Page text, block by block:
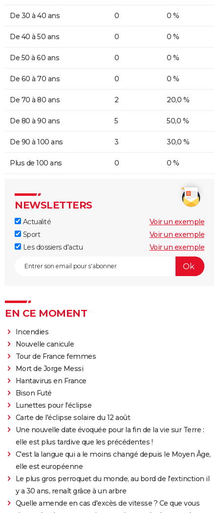
De 30 à 40 ans 0 0 %
De 40 à 50 ans 0 0 %
De 50 à 60 ans 0 0 %
De 60 à 70 ans 0 0 %
De 70 à 80 ans 2 20,0 %
De 80 à 90 ans 5 50,0 %
De 90 à 100 ans 3 30,0 %
Plus de 100 ans 0 0 %
NEWSLETTERS
Actualité
Voir un exemple
Sport
Voir un exemple
Les dossiers d'actu
Voir un exemple
EN CE MOMENT
Incendies
Nouvelle canicule
Tour de France femmes
Mort de Jorge Messi
Hantavirus en France
Bison Futé
Lunettes pour l'éclipse
Carte de l'éclipse solaire du 12 août
Une nouvelle date évoquée pour la fin de la vie sur Terre :
elle est plus tardive que les précédentes !
C'est la langue qui a le moins changé depuis le Moyen Âge,
elle est européenne
Le plus gros perroquet du monde, au bord de l'extinction il
y a 30 ans, renaît grâce à un arbre
Quelle amende en cas d'excès de vitesse ? Ce que vous